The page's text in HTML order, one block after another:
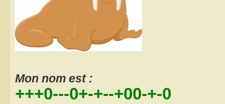
Mon nom est :
+++0---0+-+--+00-+-0